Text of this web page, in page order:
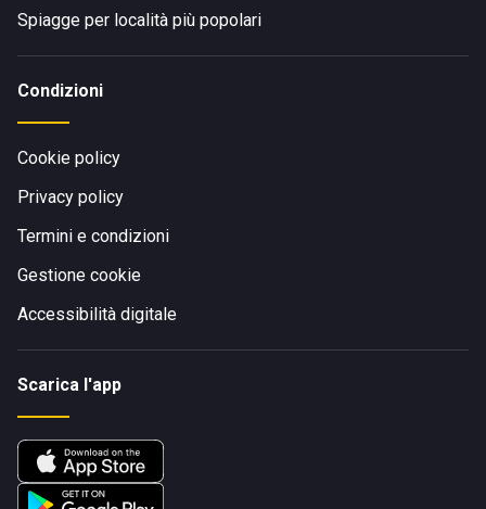
Spiagge per località più popolari
Condizioni
Cookie policy
Privacy policy
Termini e condizioni
Gestione cookie
Accessibilità digitale
Scarica l'app